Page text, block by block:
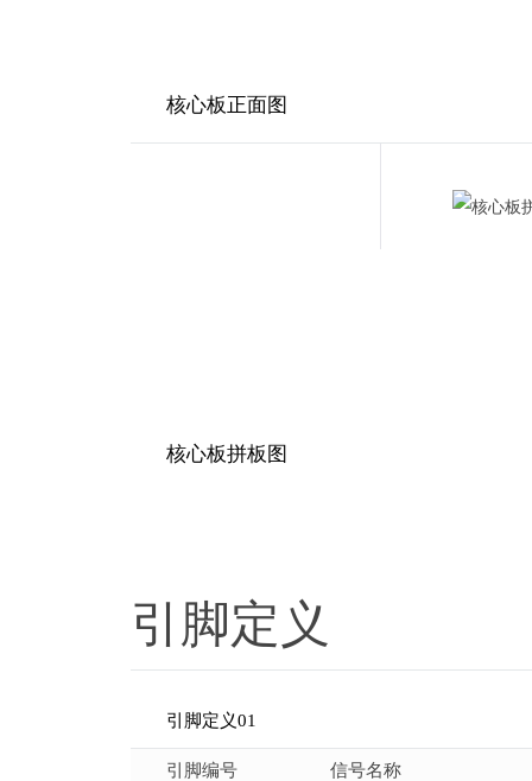
核心板正面图
核心板拼板图
引脚定义
引脚定义01
引脚编号 信号名称